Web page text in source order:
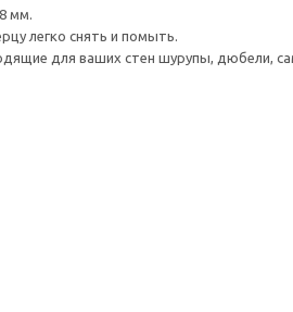
мм.
легко снять и помыть.
для ваших стен шурупы, дюбели,